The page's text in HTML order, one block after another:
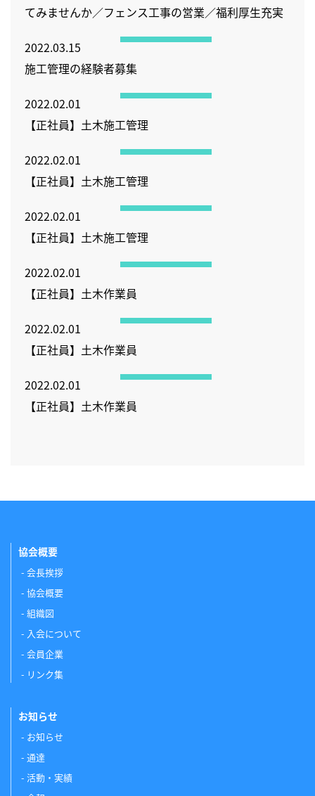
てみませんか／フェンス工事の営業／福利厚生充実
2022.03.15
施工管理の経験者募集
2022.02.01
【正社員】土木施工管理
2022.02.01
【正社員】土木施工管理
2022.02.01
【正社員】土木施工管理
2022.02.01
【正社員】土木作業員
2022.02.01
【正社員】土木作業員
2022.02.01
【正社員】土木作業員
協会概要
会長挨拶
協会概要
組織図
入会について
会員企業
リンク集
お知らせ
お知らせ
通達
活動・実績